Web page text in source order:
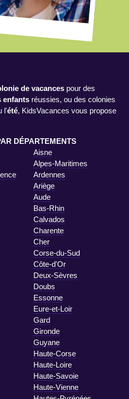
de vacances pour des
enfants réussies, ou des colonies
l'été, KidsVacances vous propose
DÉPARTEMENTS
Aisne
Alpes-Maritimes
Ardennes
Ariège
Aude
Bas-Rhin
Calvados
Charente
Cher
Corse-du-Sud
Côte-d'Or
Deux-Sèvres
Doubs
Essonne
Eure-et-Loir
Gard
Gironde
Guyane
Haute-Corse
Haute-Loire
Haute-Savoie
Haute-Vienne